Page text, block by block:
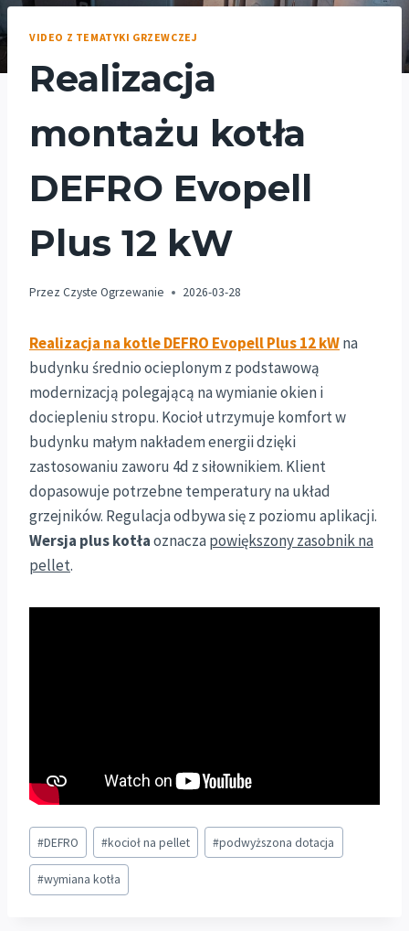
VIDEO Z TEMATYKI GRZEWCZEJ
Realizacja
montażu kotła
DEFRO Evopell
Plus 12 kW
Przez Czyste Ogrzewanie 2026-03-28
Realizacja na kotle DEFRO Evopell Plus 12 kWna
budynku średnio ocieplonym z podstawową
modernizacją polegającą na wymianie okien i
dociepleniu stropu. Kocioł utrzymuje komfort w
budynku małym nakładem energii dzięki
zastosowaniu zaworu 4d z siłownikiem. Klient
dopasowuje potrzebne temperatury na układ
grzejników. Regulacja odbywa się z poziomu aplikacji.
Wersja plus kotłaoznaczapowiększony zasobnik na
pellet.
Tagi
wpisu:
#DEFRO #kocioł na pellet #podwyższona dotacja
#wymiana kotła